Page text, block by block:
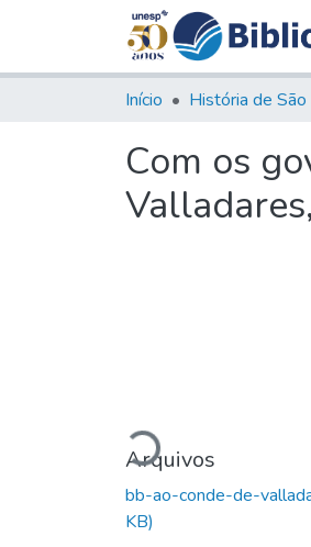
Início História de São
Com os
Carregando...
Arquivos
bb-ao-conde-de-
KB)